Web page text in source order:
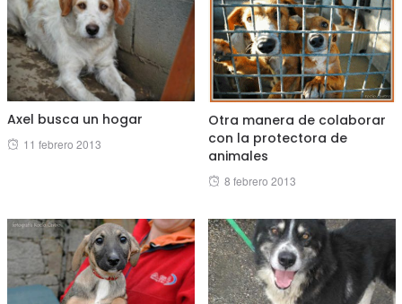
Axel busca un hogar
Posted
11 febrero 2013
Otra manera de colaborar
con la protectora de
animales
Posted
8 febrero 2013